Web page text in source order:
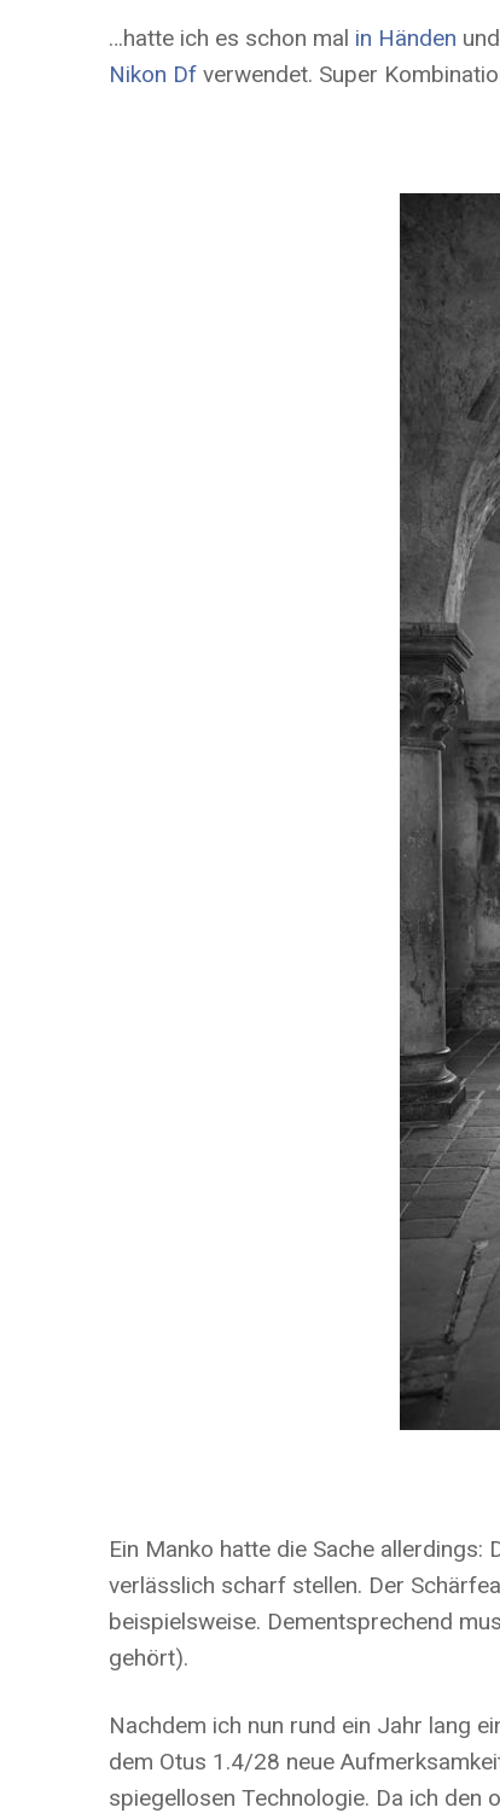
…hatte ich es schon mal in Händen
Nikon Df verwendet. Super
Ein Manko hatte die Sache
verlässlich scharf stellen. Der
beispielsweise. Dementsprechend
gehört).
Nachdem ich nun rund ein Jahr lang
dem Otus 1.4/28 neue
spiegellosen Technologie. Da ich den